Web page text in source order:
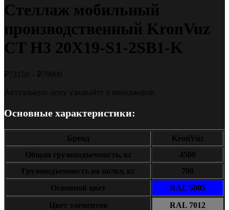
Стеллаж мобильный
производственный KronVuz
CT H3 20Х19-S1-2SB1-K
₽73150 ₽79900
Актуальную цену узнавайте у менеджеров
Основные характеристики:
Бренд
KronVuz
Общая грузоподъемность, кг
4500
Грузоподъемность на полку, кг
700
Основной цвет
RAL 5005
Цвет элементов
RAL 7012